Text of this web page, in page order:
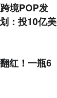
境POP发
：投10亿美
红！一瓶6